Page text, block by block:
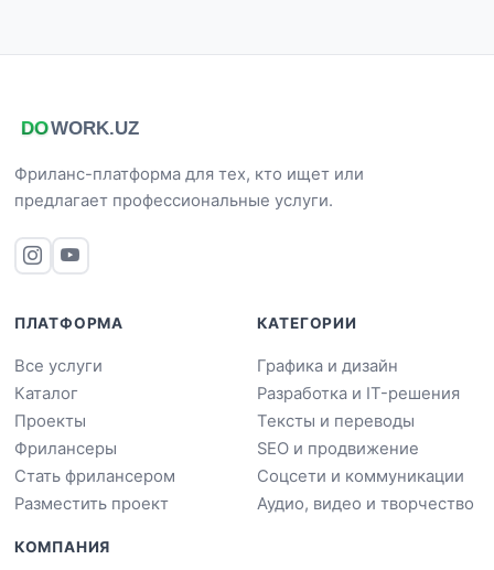
Фриланс-платформа для тех, кто ищет или
предлагает профессиональные услуги.
ПЛАТФОРМА
Все услуги
Каталог
Проекты
Фрилансеры
Стать фрилансером
Разместить проект
КАТЕГОРИИ
Графика и дизайн
Разработка и IT-решения
Тексты и переводы
SEO и продвижение
Соцсети и коммуникации
Аудио, видео и творчество
КОМПАНИЯ